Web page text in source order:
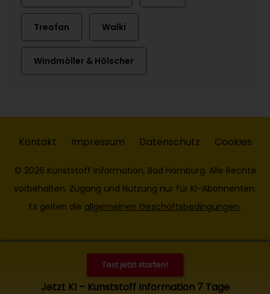
Treofan Walki
Windmöller & Hölscher
Test jetzt starten!
Jetzt KI – Kunststoff Information 7 Tage
Kontakt Impressum Datenschutz Cookies
© 2026 Kunststoff Information, Bad Homburg. Alle Rechte
vorbehalten. Zugang und Nutzung nur für KI-Abonnenten.
Es gelten die allgemeinen Geschäftsbedingungen.